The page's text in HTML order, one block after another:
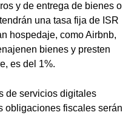
y de entrega de bienes o
una tasa fija de ISR
hospedaje, como Airbnb,
bienes y presten
es del 1%.
de servicios digitales
obligaciones fiscales serán